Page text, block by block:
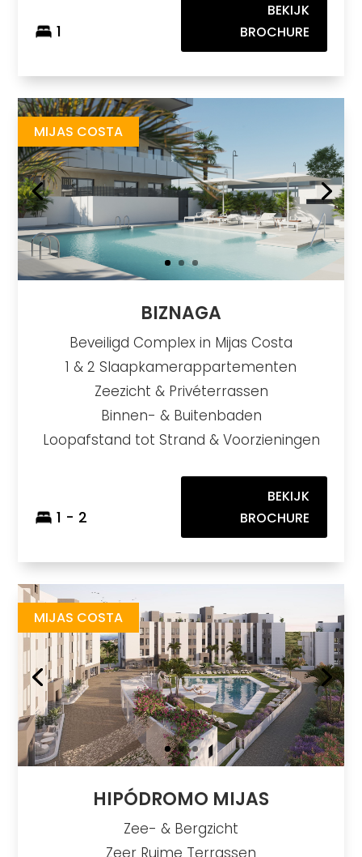
1
BEKIJK
BROCHURE
MIJAS COSTA
BIZNAGA
Beveiligd Complex in Mijas Costa
1 & 2 Slaapkamerappartementen
Zeezicht & Privéterrassen
Binnen- & Buitenbaden
Loopafstand tot Strand & Voorzieningen
1 - 2
BEKIJK
BROCHURE
MIJAS COSTA
HIPÓDROMO MIJAS
Zee- & Bergzicht
Zeer Ruime Terrassen